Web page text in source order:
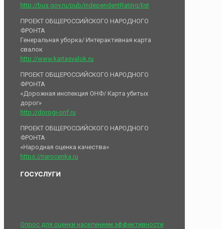
http://bus.gov.ru/pub/independentRating/list
ПРОЕКТ ОБЩЕРОССИЙСКОГО НАРОДНОГО
ФРОНТА
Генеральная уборка/ Интерактивная карта
свалок
http://www.kartasvalok.ru
ПРОЕКТ ОБЩЕРОССИЙСКОГО НАРОДНОГО
ФРОНТА
«Дорожная инспекция ОНФ/ Карта убитых
дорог»
http://dorogi-onf.ru
ПРОЕКТ ОБЩЕРОССИЙСКОГО НАРОДНОГО
ФРОНТА
«Народная оценка качества»
https://narocenka.ru
ГОСУСЛУГИ
Опрос для оценки населением эффективности